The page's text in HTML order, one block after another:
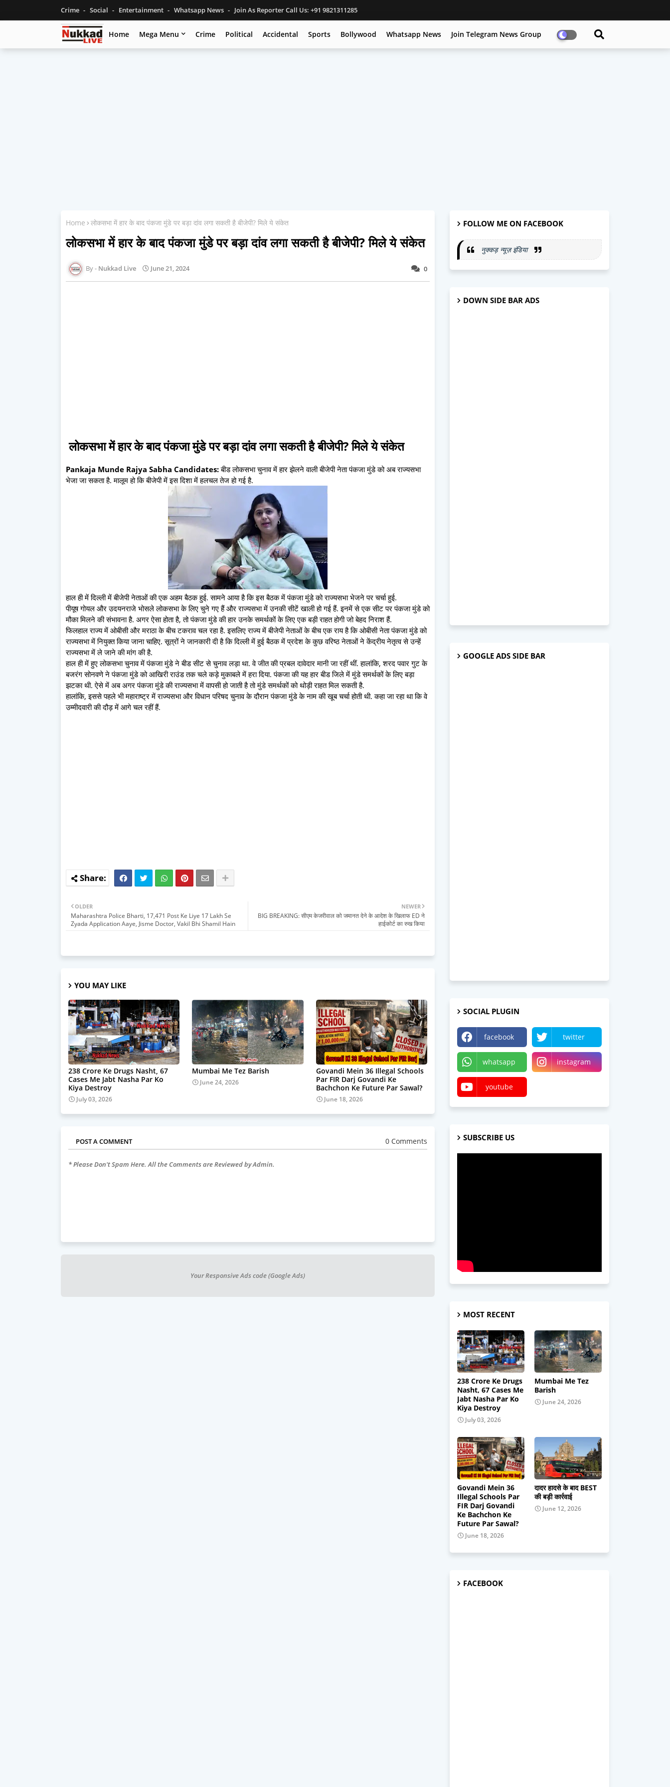
Crime Social Entertainment Whatsapp News Join As Reporter Call Us: +91 9821311285
Home Mega Menu Crime Political Accidental Sports Bollywood Whatsapp News Join Telegram News Group
Home लोकसभा में हार के बाद पंकजा मुंडे पर बड़ा दांव लगा सकती है बीजेपी? मिले ये संकेत
लोकसभा में हार के बाद पंकजा मुंडे पर बड़ा दांव लगा सकती है बीजेपी? मिले ये संकेत
0
Nukkad Live June 21, 2024
लोकसभा में हार के बाद पंकजा मुंडे पर बड़ा दांव लगा सकती है बीजेपी? मिले ये संकेत
Pankaja Munde Rajya Sabha Candidates:बीड लोकसभा चुनाव में हार झेलने वाली बीजेपी नेता पंकजा मुंडे को अब राज्यसभा
भेजा जा सकता है. मालूम हो कि बीजेपी में इस दिशा में हलचल तेज हो गई है.
हाल ही में दिल्ली में बीजेपी नेताओं की एक अहम बैठक हुई. सामने आया है कि इस बैठक में पंकजा मुंडे को राज्यसभा भेजने पर चर्चा हुई.
पीयूष गोयल और उदयनराजे भोसले लोकसभा के लिए चुने गए हैं और राज्यसभा में उनकी सीटें खाली हो गई हैं. इनमें से एक सीट पर पंकजा मुंडे को
मौका मिलने की संभावना है. अगर ऐसा होता है, तो पंकजा मुंडे की हार उनके समर्थकों के लिए एक बड़ी राहत होगी जो बेहद निराश हैं.
फिलहाल राज्य में ओबीसी और मराठा के बीच टकराव चल रहा है. इसलिए राज्य में बीजेपी नेताओं के बीच एक राय है कि ओबीसी नेता पंकजा मुंडे को
राज्यसभा में नियुक्त किया जाना चाहिए. सूत्रों ने जानकारी दी है कि दिल्ली में हुई बैठक में प्रदेश के कुछ वरिष्ठ नेताओं ने केंद्रीय नेतृत्व से उन्हें
राज्यसभा में ले जाने की मांग की है.
हाल ही में हुए लोकसभा चुनाव में पंकजा मुंडे ने बीड सीट से चुनाव लड़ा था. वे जीत की प्रबल दावेदार मानी जा रहीं थीं. हालांकि, शरद पवार गुट के
बजरंग सोनवणे ने पंकजा मुंडे को आखिरी राउंड तक चले कड़े मुकाबले में हरा दिया. पंकजा की यह हार बीड जिले में मुंडे समर्थकों के लिए बड़ा
झटका थी. ऐसे में अब अगर पंकजा मुंडे की राज्यसभा में वापसी हो जाती है तो मुंडे समर्थकों को थोड़ी राहत मिल सकती है.
हालांकि, इससे पहले भी महाराष्ट्र में राज्यसभा और विधान परिषद चुनाव के दौरान पंकजा मुंडे के नाम की खूब चर्चा होती थी. कहा जा रहा था कि वे
उम्मीदवारी की दौड़ में आगे चल रहीं हैं.
NEWER
BIG BREAKING: सीएम केजरीवाल को जमानत देने के आदेश के खिलाफ ED ने
हाईकोर्ट का रुख किया
OLDER
Maharashtra Police Bharti, 17,471 Post Ke Liye 17 Lakh Se
Zyada Application Aaye, Jisme Doctor, Vakil Bhi Shamil Hain
YOU MAY LIKE
238 Crore Ke Drugs Nasht, 67
Cases Me Jabt Nasha Par Ko
Kiya Destroy
July 03, 2026
Mumbai Me Tez Barish
June 24, 2026
Govandi Mein 36 Illegal Schools
Par FIR Darj Govandi Ke
Bachchon Ke Future Par Sawal?
June 18, 2026
POST A COMMENT 0 Comments
* Please Don't Spam Here. All the Comments are Reviewed by Admin.
Your Responsive Ads code (Google Ads)
FOLLOW ME ON FACEBOOK
नुक्कड़ न्यूज़ इंडिया
DOWN SIDE BAR ADS
GOOGLE ADS SIDE BAR
SOCIAL PLUGIN
facebook twitter
whatsapp instagram
youtube
SUBSCRIBE US
MOST RECENT
238 Crore Ke Drugs
Nasht, 67 Cases Me
Jabt Nasha Par Ko
Kiya Destroy
July 03, 2026
Mumbai Me Tez
Barish
June 24, 2026
Govandi Mein 36
Illegal Schools Par
FIR Darj Govandi
Ke Bachchon Ke
Future Par Sawal?
June 18, 2026
दादर हादसे के बाद BEST
की बड़ी कार्रवाई
June 12, 2026
FACEBOOK